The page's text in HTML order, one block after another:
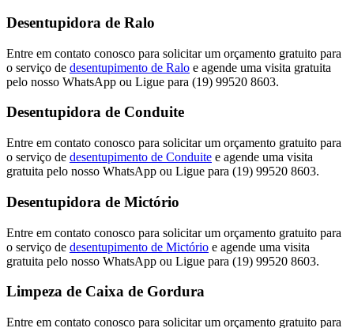
Desentupidora de Ralo
Entre em contato conosco para solicitar um orçamento gratuito para
o serviço de desentupimento de Ralo e agende uma visita gratuita
pelo nosso WhatsApp ou Ligue para (19) 99520 8603.
Desentupidora de Conduite
Entre em contato conosco para solicitar um orçamento gratuito para
o serviço de desentupimento de Conduite e agende uma visita
gratuita pelo nosso WhatsApp ou Ligue para (19) 99520 8603.
Desentupidora de Mictório
Entre em contato conosco para solicitar um orçamento gratuito para
o serviço de desentupimento de Mictório e agende uma visita
gratuita pelo nosso WhatsApp ou Ligue para (19) 99520 8603.
Limpeza de Caixa de Gordura
Entre em contato conosco para solicitar um orçamento gratuito para